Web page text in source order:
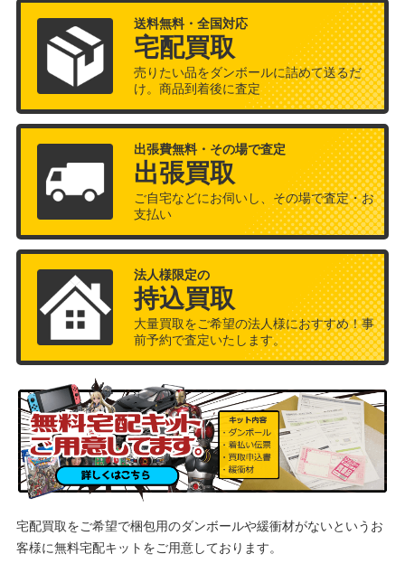
送料無料・全国対応
宅配買取
売りたい品をダンボールに詰めて送るだ
け。商品到着後に査定
出張費無料・その場で査定
出張買取
ご自宅などにお伺いし、その場で査定・お
支払い
法人様限定の
持込買取
大量買取をご希望の法人様におすすめ！事
前予約で査定いたします。
宅配買取をご希望で梱包用のダンボールや緩衝材がないというお
客様に無料宅配キットをご用意しております。